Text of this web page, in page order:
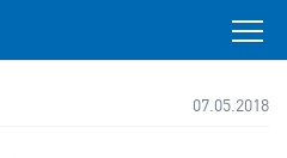
07.05.2018